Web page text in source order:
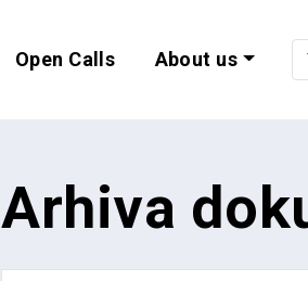
Open Calls About us
Arhiva